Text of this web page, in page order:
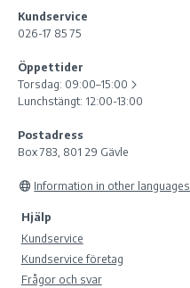
Kundservice
026-17 85 75
Öppettider
Torsdag: 09:00–15:00
Lunchstängt: 12:00-13:00
Postadress
Box 783, 801 29 Gävle
Information in other languages
Hjälp
Kundservice
Kundservice företag
Frågor och svar